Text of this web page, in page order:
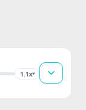
1.1x▾